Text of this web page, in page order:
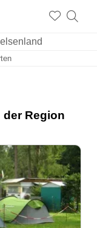
Pfalz
Über 25 Jahre online
Region